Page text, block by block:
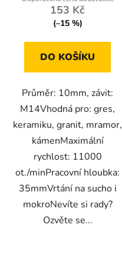
153 Kč
(–15 %)
DO KOŠÍKU
Průměr: 10mm, závit:
M14Vhodná pro: gres,
keramiku, granit, mramor,
kámenMaximální
rychlost: 11000
ot./minPracovní hloubka:
35mmVrtání na sucho i
mokroNevíte si rady?
Ozvěte se...